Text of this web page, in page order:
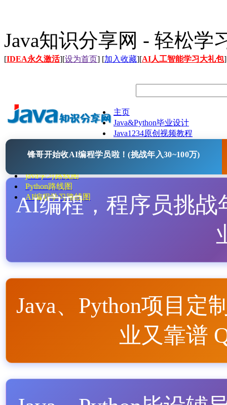
Java知识分享网 - 轻松学
[IDEA永久激活][设为首页] [加入收藏][AI人工智能学习大礼包]
主页
Java&Python毕业设计
Java1234原创视频教程
Java开源项目
java学习路线图
Python路线图
AI编程学习路线图
锋哥开始收AI编程学员啦！(挑战年入30~100万)
AI编程，程序员挑战
Java、Python项目定
业又靠谱